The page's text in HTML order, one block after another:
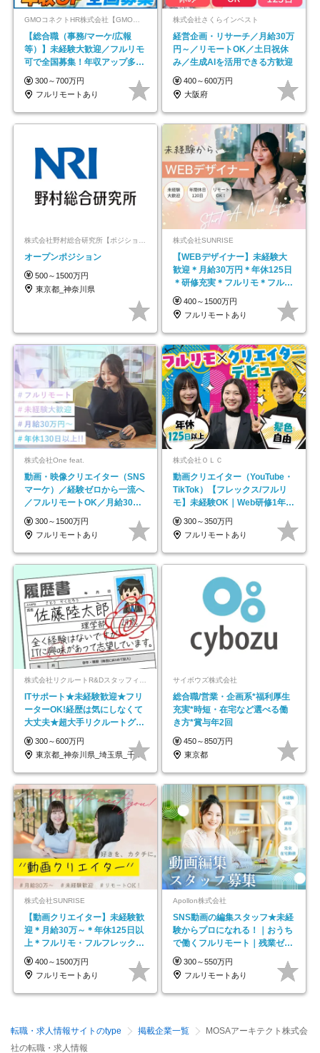
GMOコネクトHR株式会社【GMOインターネットグループ】
【総合職（事務/マーケ/広報
等）】未経験大歓迎／フルリモ
可で全国募集！年収アップ多数
★年休最大130日★
300～700万円
フルリモートあり
株式会社さくらインベスト
経営企画・リサーチ／月給30万
円～／リモートOK／土日祝休
み／生成AIを活用できる方歓迎
400～600万円
大阪府
オープンポジション
500～1500万円
東京都_神奈川県
株式会社SUNRISE
【WEBデザイナー】未経験大
歓迎＊月給30万円＊年休125日
＊研修充実＊フルリモ＊フルフ
レックス＊
400～1500万円
フルリモートあり
株式会社One feat.
動画・映像クリエイター（SNS
マーケ）／経験ゼロから一流へ
／フルリモートOK／月給30万
円～／年休130日以上
300～1500万円
フルリモートあり
株式会社ＯＬＣ
動画クリエイター（YouTube・
TikTok）【フレックス/フルリ
モ】未経験OK｜Web研修1年間
｜副業OK
300～350万円
フルリモートあり
株式会社リクルートR&Dスタッフィング【リクルートグループ】
ITサポート★未経験歓迎★フリ
ーターOK!経歴は気にしなくて
大丈夫★超大手リクルートグル
ープの正社員/sg
300～600万円
東京都_神奈川県_埼玉県_千葉県_大阪府…
サイボウズ株式会社
総合職/営業・企画系*福利厚生
充実*時短・在宅など選べる働
き方*賞与年2回
450～850万円
東京都
株式会社SUNRISE
【動画クリエイター】未経験歓
迎＊月給30万～＊年休125日以
上＊フルリモ・フルフレックス
◆10名の採用が決定◆
400～1500万円
フルリモートあり
Apollon株式会社
SNS動画の編集スタッフ★未経
験からプロになれる！｜おうち
で働くフルリモート｜残業ゼロ
で18時退勤◎
300～550万円
フルリモートあり
転職・求人情報サイトのtype 掲載企業一覧
MOSAアーキテクト株式会
社の転職・求人情報